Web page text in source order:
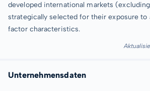
developed international markets
strategically selected for their exposure to
factor characteristics.
Unternehmensdaten